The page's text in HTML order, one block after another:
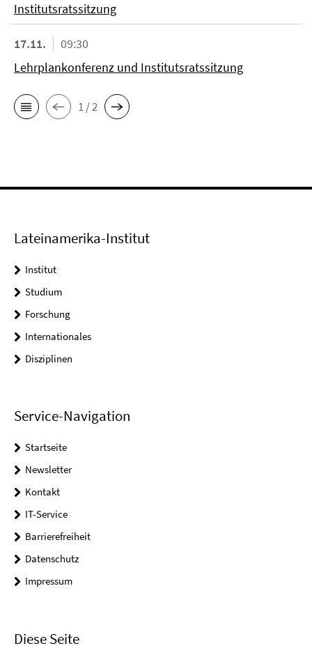
Institutsratssitzung
17.11.
09:30
Lehrplankonferenz und Institutsratssitzung
1 / 2
Lateinamerika-Institut
Institut
Studium
Forschung
Internationales
Disziplinen
Service-Navigation
Startseite
Newsletter
Kontakt
IT-Service
Barrierefreiheit
Datenschutz
Impressum
Diese Seite